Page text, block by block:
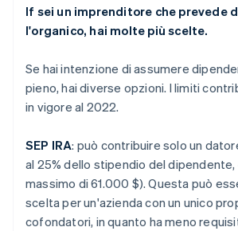
If sei un imprenditore che prevede
l'organico, hai molte più scelte.
Se hai intenzione di assumere
pieno, hai diverse opzioni. I limiti
in vigore al 2022.
SEP IRA: può contribuire solo un
al 25% dello stipendio del
massimo di 61.000 $). Questa può
scelta per un'azienda con un unico
cofondatori, in quanto ha meno